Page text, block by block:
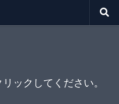
ックしてください。